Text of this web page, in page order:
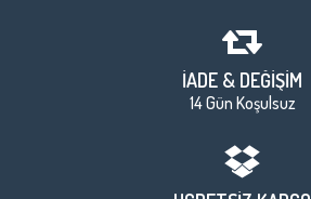
İADE & DEĞİŞİM
14 Gün Koşulsuz